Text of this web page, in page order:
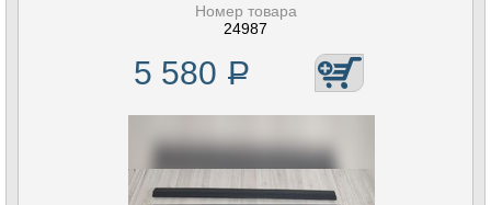
Номер товара
24987
5 580 Р